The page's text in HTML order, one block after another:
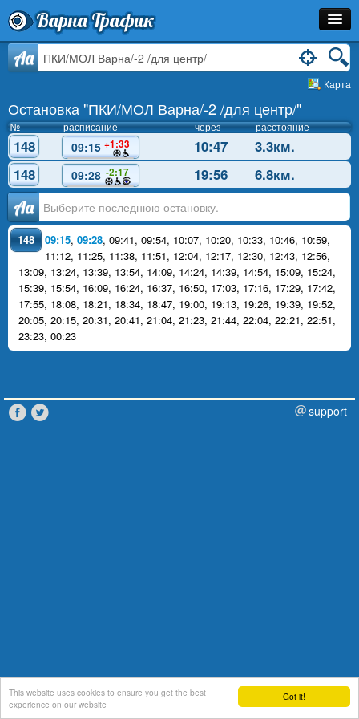
Got it!
This website uses cookies to ensure you get the best
experience on our website
Варна Трафик
Остановка
Расписание
Как Добраться?
Инфо
Aa
Карта
Остановка "ПКИ/МОЛ Варна/-2 /для центр/"
№ расписание через расстояние
148 09:15 +1:33 10:47
3.3км.
148
09:28 -2:17 19:56 6.8км.
Аа
148 09:15, 09:28, 09:41, 09:54, 10:07, 10:20, 10:33, 10:46, 10:59,
11:12, 11:25, 11:38, 11:51, 12:04, 12:17, 12:30, 12:43, 12:56,
13:09, 13:24, 13:39, 13:54, 14:09, 14:24, 14:39, 14:54, 15:09, 15:24,
15:39, 15:54, 16:09, 16:24, 16:37, 16:50, 17:03, 17:16, 17:29, 17:42,
17:55, 18:08, 18:21, 18:34, 18:47, 19:00, 19:13, 19:26, 19:39, 19:52,
20:05, 20:15, 20:31, 20:41, 21:04, 21:23, 21:44, 22:04, 22:21, 22:51,
23:23, 00:23
support